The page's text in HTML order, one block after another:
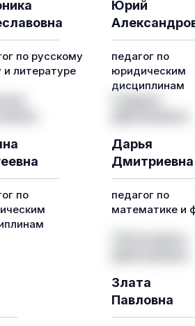
по русскому
и литературе
Юрий
педагог по
юридическим
дисциплинам
по
Дарья
Дмитриевна
педагог по
математике и
Злата
Павловна